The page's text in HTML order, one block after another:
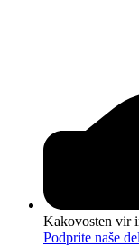
Kakovosten vir
Podprite naše